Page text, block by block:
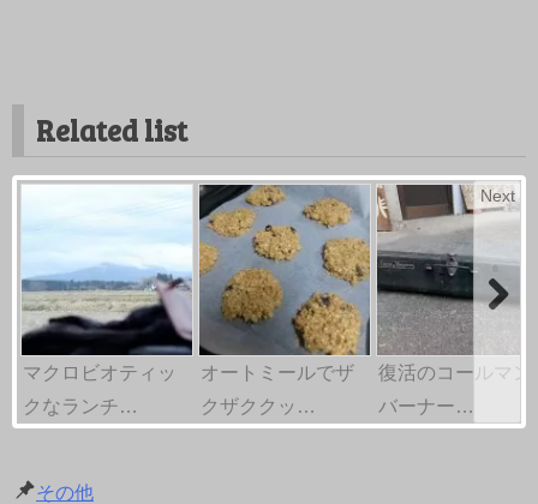
Related list
マクロビオティッ
クなランチ…
オートミールでザ
クザククッ…
復活のコールマン
バーナー…
Next
その他